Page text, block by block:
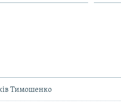
Тимошенко